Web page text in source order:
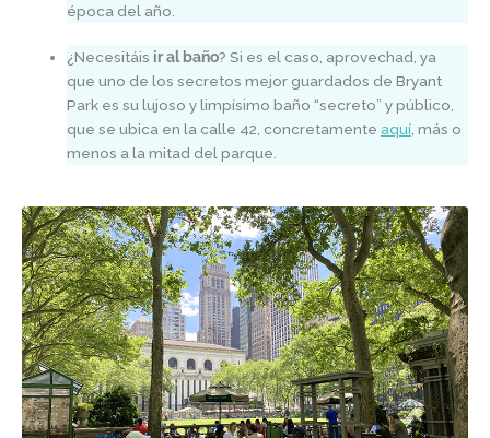
época del año.
¿Necesitáis ir al baño? Si es el caso, aprovechad, ya
que uno de los secretos mejor guardados de Bryant
Park es su lujoso y limpísimo baño “secreto” y público,
que se ubica en la calle 42, concretamente aquí, más o
menos a la mitad del parque.